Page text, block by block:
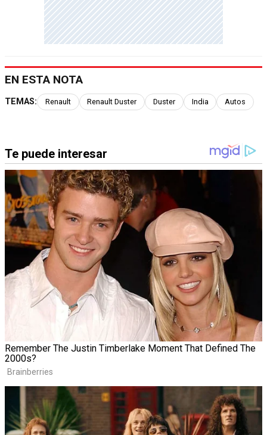
EN ESTA NOTA
TEMAS: Renault Renault Duster Duster India Autos